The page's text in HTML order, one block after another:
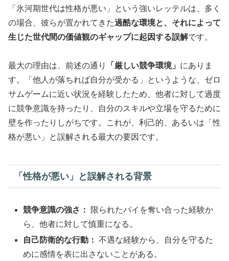
「氷河期世代は性格が悪い」という強いレッテルは、多く
の場合、彼らが置かれてきた過酷な環境と、それによって
生じた世代間の価値観のギャップに起因する誤解です。
最大の理由は、前述の通り 「厳しい競争環境」 にありま
す。「他人が落ちれば自分が受かる」というような、ゼロ
サムゲームに近い状況を経験したため、他者に対して過度
に競争意識を持ったり、自分のスキルや立場を守るために
壁を作ったりしがちです。これが、利己的、あるいは「性
格が悪い」と誤解される最大の要因です。
「性格が悪い」と誤解される背景
競争意識の強さ：
限られたパイを奪い合った経験か
ら、他者に対して慎重になる。
自己防衛的な行動： 不遇な経験から、自分を守るた
めに感情を表に出さないことがある。